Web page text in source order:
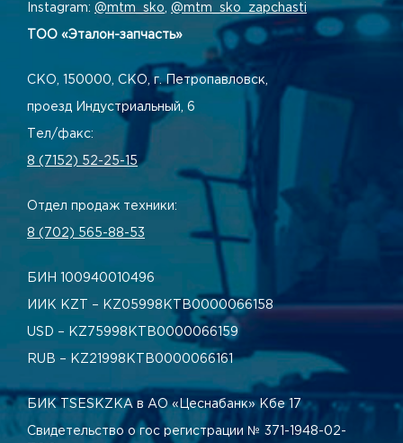
Instagram: @mtm_sko @mtm_sko_zapchasti
ТОО «Эталон-запчасть»
СКО, 150000, СКО, г. Петропавловск,
проезд Индустриальный, 6
Тел/факс:
8 (7152) 52-25-15
Отдел продаж техники:
8 (702) 565-88-53
БИН 100940010496
ИИК KZT – KZ05998КТВ0000066158
USD – KZ75998КТВ0000066159
RUB – KZ21998КТВ0000066161
БИК TSESKZKA в АО «Цеснабанк» Кбе 17
Свидетельство о гос регистрации № 371-1948-02-